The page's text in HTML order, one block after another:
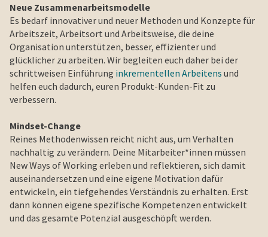
Neue Zusammenarbeitsmodelle
Es bedarf innovativer und neuer Methoden und Konzepte für
Arbeitszeit, Arbeitsort und Arbeitsweise, die deine
Organisation unterstützen, besser, effizienter und
glücklicher zu arbeiten. Wir begleiten euch daher bei der
schrittweisen Einführung inkrementellen Arbeitens und
helfen euch dadurch, euren Produkt-Kunden-Fit zu
verbessern.
Mindset-Change
Reines Methodenwissen reicht nicht aus, um Verhalten
nachhaltig zu verändern. Deine Mitarbeiter*innen müssen
New Ways of Working erleben und reflektieren, sich damit
auseinandersetzen und eine eigene Motivation dafür
entwickeln, ein tiefgehendes Verständnis zu erhalten. Erst
dann können eigene spezifische Kompetenzen entwickelt
und das gesamte Potenzial ausgeschöpft werden.